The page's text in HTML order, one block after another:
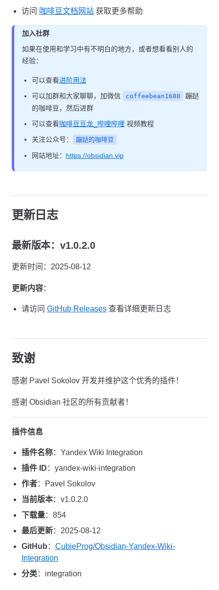
访问 咖啡豆文档网站 获取更多帮助
加入社群
如果在使用和学习中有不明白的地方，或者想看看别人的
经验：
可以查看进阶用法
可以加群和大家聊聊，加微信
coffeebean1688
蹦跶
的咖啡豆，然后进群
可以查看咖啡豆豆龙_哔哩哔哩 视频教程
关注公众号：
蹦跶的咖啡豆
网站地址： https://obsidian.vip
更新日志
最新版本：v1.0.2.0
更新时间：2025-08-12
更新内容：
请访问 GitHub Releases 查看详细更新日志
致谢
感谢 Pavel Sokolov 开发并维护这个优秀的插件！
感谢 Obsidian 社区的所有贡献者！
插件信息
插件名称：Yandex Wiki Integration
插件 ID ：yandex-wiki-integration
作者：Pavel Sokolov
当前版本：v1.0.2.0
下载量：854
最后更新：2025-08-12
GitHub ： CubieProg/Obsidian-Yandex-Wiki-
Integration
分类：integration